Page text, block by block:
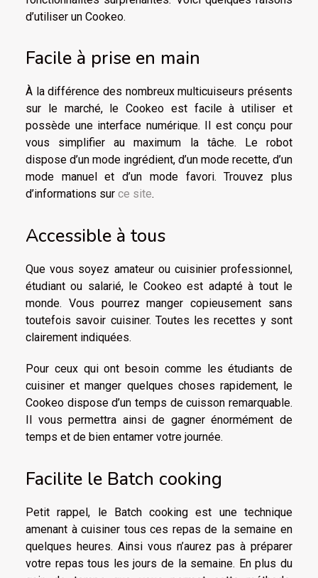
d’utiliser un Cookeo.
Facile à prise en main
À la différence des nombreux multicuiseurs présents
sur le marché, le Cookeo est facile à utiliser et
possède une interface numérique. Il est conçu pour
vous simplifier au maximum la tâche. Le robot
dispose d’un mode ingrédient, d’un mode recette, d’un
mode manuel et d’un mode favori. Trouvez plus
d’informations sur ce site.
Accessible à tous
Que vous soyez amateur ou cuisinier professionnel,
étudiant ou salarié, le Cookeo est adapté à tout le
monde. Vous pourrez manger copieusement sans
toutefois savoir cuisiner. Toutes les recettes y sont
clairement indiquées.
Pour ceux qui ont besoin comme les étudiants de
cuisiner et manger quelques choses rapidement, le
Cookeo dispose d’un temps de cuisson remarquable.
Il vous permettra ainsi de gagner énormément de
temps et de bien entamer votre journée.
Facilite le Batch cooking
Petit rappel, le Batch cooking est une technique
amenant à cuisiner tous ces repas de la semaine en
quelques heures. Ainsi vous n’aurez pas à préparer
votre repas tous les jours de la semaine. En plus du